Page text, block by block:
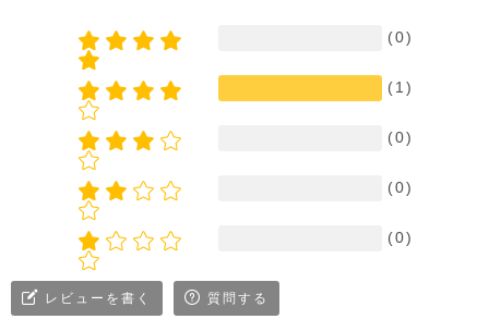
(0)
(1)
(0)
(0)
(0)
レビューを書く 質問する